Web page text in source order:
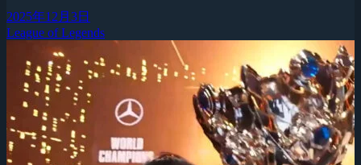
2025年12月3日
League of Legends